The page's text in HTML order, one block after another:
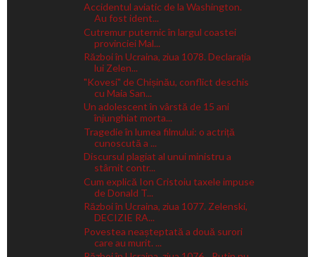
Accidentul aviatic de la Washington.
Au fost ident...
Cutremur puternic în largul coastei
provinciei Mal...
Război în Ucraina, ziua 1078. Declarația
lui Zelen...
"Kovesi" de Chișinău, conflict deschis
cu Maia San...
Un adolescent în vârstă de 15 ani
înjunghiat morta...
Tragedie în lumea filmului: o actriță
cunoscută a ...
Discursul plagiat al unui ministru a
stârnit contr...
Cum explică Ion Cristoiu taxele impuse
de Donald T...
Război în Ucraina, ziua 1077. Zelenski,
DECIZIE RA...
Povestea neașteptată a două surori
care au murit. ...